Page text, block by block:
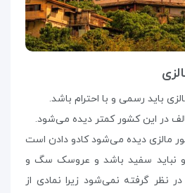
باید رسمی و با احترام باشد.
در این کشور کمتر دیده می‌شود.
مالزی دیده می‌شود کادو دادن است
نباید سفید باشد و عروسک سگ و
نظر گرفته نمی‌شود زیرا نمادی از